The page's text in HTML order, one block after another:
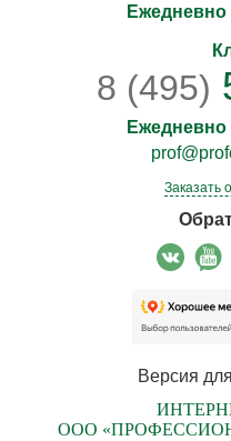
Ежедневно
8 (495)
Ежедневно
Заказать
Версия
ООО